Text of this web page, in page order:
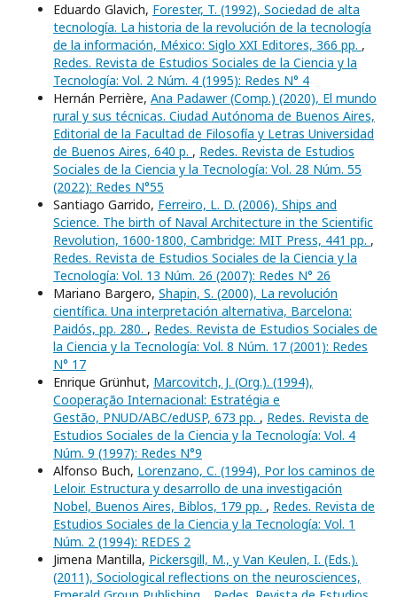
Eduardo Glavich, Forester, T. (1992), Sociedad de alta
tecnología. La historia de la revolución de la tecnología
de la información, México: Siglo XXI Editores, 366 pp. ,
Redes. Revista de Estudios Sociales de la Ciencia y la
Tecnología: Vol. 2 Núm. 4 (1995): Redes N° 4
Hernán Perrière, Ana Padawer (Comp.) (2020), El mundo
rural y sus técnicas. Ciudad Autónoma de Buenos Aires,
Editorial de la Facultad de Filosofía y Letras Universidad
de Buenos Aires, 640 p. , Redes. Revista de Estudios
Sociales de la Ciencia y la Tecnología: Vol. 28 Núm. 55
(2022): Redes N°55
Santiago Garrido, Ferreiro, L. D. (2006), Ships and
Science. The birth of Naval Architecture in the Scientific
Revolution, 1600-1800, Cambridge: MIT Press, 441 pp. ,
Redes. Revista de Estudios Sociales de la Ciencia y la
Tecnología: Vol. 13 Núm. 26 (2007): Redes N° 26
Mariano Bargero, Shapin, S. (2000), La revolución
científica. Una interpretación alternativa, Barcelona:
Paidós, pp. 280. , Redes. Revista de Estudios Sociales de
la Ciencia y la Tecnología: Vol. 8 Núm. 17 (2001): Redes
N° 17
Enrique Grünhut, Marcovitch, J. (Org.). (1994),
Cooperação Internacional: Estratégia e
Gestão, PNUD/ABC/edUSP, 673 pp. , Redes. Revista de
Estudios Sociales de la Ciencia y la Tecnología: Vol. 4
Núm. 9 (1997): Redes N°9
Alfonso Buch, Lorenzano, C. (1994), Por los caminos de
Leloir. Estructura y desarrollo de una investigación
Nobel, Buenos Aires, Biblos, 179 pp. , Redes. Revista de
Estudios Sociales de la Ciencia y la Tecnología: Vol. 1
Núm. 2 (1994): REDES 2
Jimena Mantilla, Pickersgill, M., y Van Keulen, I. (Eds.).
(2011), Sociological reflections on the neurosciences,